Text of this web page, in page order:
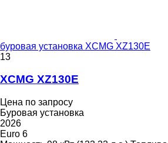
буровая установка XCMG XZ130E
13
XCMG XZ130E
Цена по запросу
Буровая установка
2026
Euro 6